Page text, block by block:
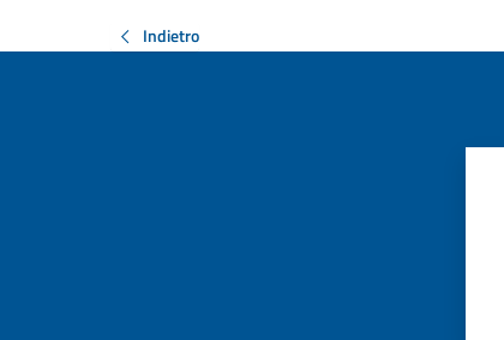
Indietro